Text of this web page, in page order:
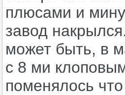
плюсами и
завод
может быть, в
с 8 ми
поменялось